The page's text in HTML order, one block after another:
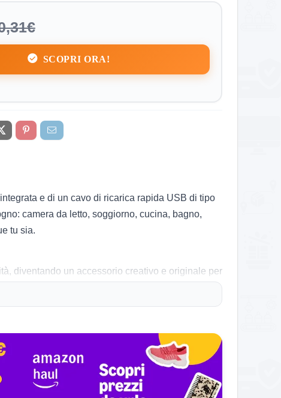
SCOPRI ORA!
e di un cavo di ricarica rapida USB di tipo
camera da letto, soggiorno, cucina, bagno,
tu sia.
diventando un accessorio creativo e originale per
Mamma, Giorno del Ringraziamento, Natale o